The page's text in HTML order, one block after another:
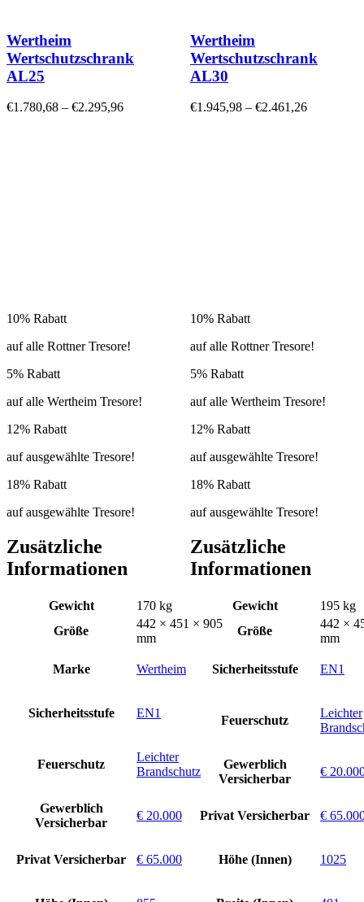
Wertheim
Wertschutzschrank
AL25
€1.780,68 – €2.295,96
10% Rabatt
auf alle Rottner Tresore!
5% Rabatt
auf alle Wertheim Tresore!
12% Rabatt
auf ausgewählte Tresore!
18% Rabatt
auf ausgewählte Tresore!
Zusätzliche
Informationen
Gewicht
170 kg
Größe
442 × 451 × 905
mm
Marke Wertheim
Sicherheitsstufe EN1
Feuerschutz
Leichter
Brandschutz
Gewerblich
Versicherbar
€ 20.000
Privat Versicherbar € 65.000
Wertheim
Wertschutzschrank
AL30
€1.945,98 – €2.461,26
10% Rabatt
auf alle Rottner Tresore!
5% Rabatt
auf alle Wertheim Tresore!
12% Rabatt
auf ausgewählte Tresore!
18% Rabatt
auf ausgewählte Tresore!
Zusätzliche
Informationen
Gewicht
195 kg
Größe
442 ×
mm
Sicherheitsstufe EN1
Feuerschutz
Leichter
Gewerblich
Versicherbar
€
Privat Versicherbar €
Höhe (Innen) 1025